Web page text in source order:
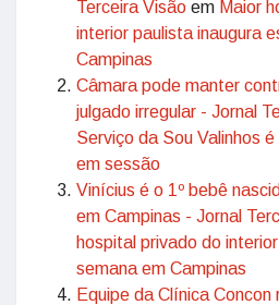
Terceira Visão em Maior
interior paulista inaugura
Campinas
Câmara pode manter
julgado irregular - Jornal
Serviço da Sou Valinhos
em sessão
Vinícius é o 1º bebê
em Campinas - Jornal
hospital privado do
semana em Campinas
Equipe da Clínica Concon